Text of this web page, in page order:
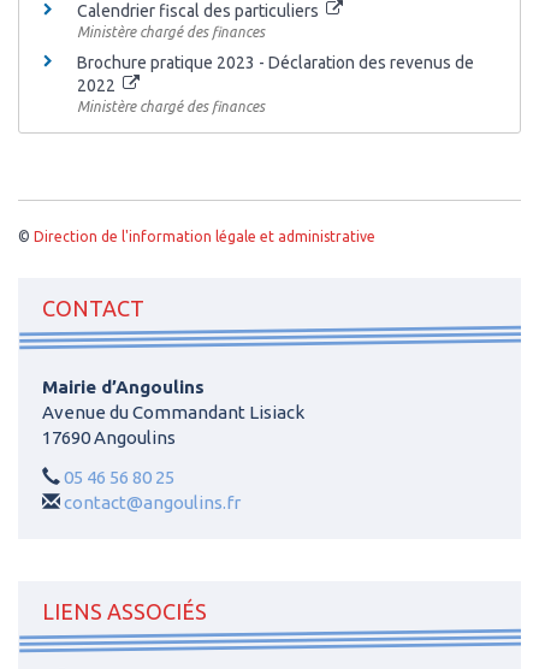
Calendrier fiscal des particuliers
Ministère chargé des finances
Brochure pratique 2023 - Déclaration des revenus de
2022
Ministère chargé des finances
© Direction de l'information légale et administrative
CONTACT
Mairie d’Angoulins
Avenue du Commandant Lisiack
17690 Angoulins
05 46 56 80 25
contact@angoulins.fr
LIENS ASSOCIÉS